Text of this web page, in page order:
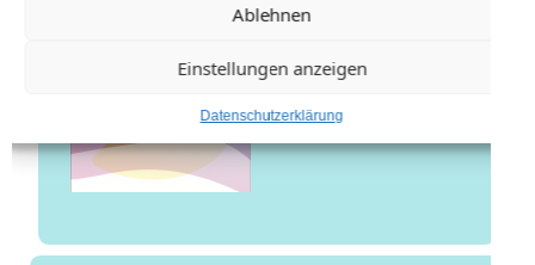
Ablehnen
Einstellungen anzeigen
Datenschutzerklärung